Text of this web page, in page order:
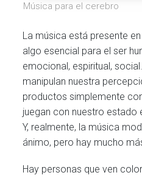
Música para el cerebro
La música está presente
algo esencial para el ser
emocional, espiritual,
manipulan nuestra
productos simplemente
juegan con nuestro
Y, realmente, la música
ánimo, pero hay mucho
Hay personas que ven